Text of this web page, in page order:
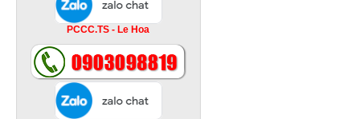
PCCC.TS - Le Hoa